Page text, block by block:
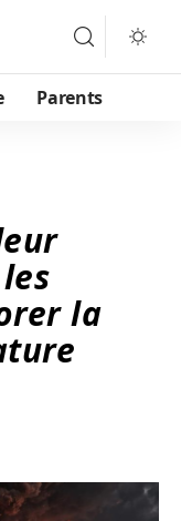
Parents
la